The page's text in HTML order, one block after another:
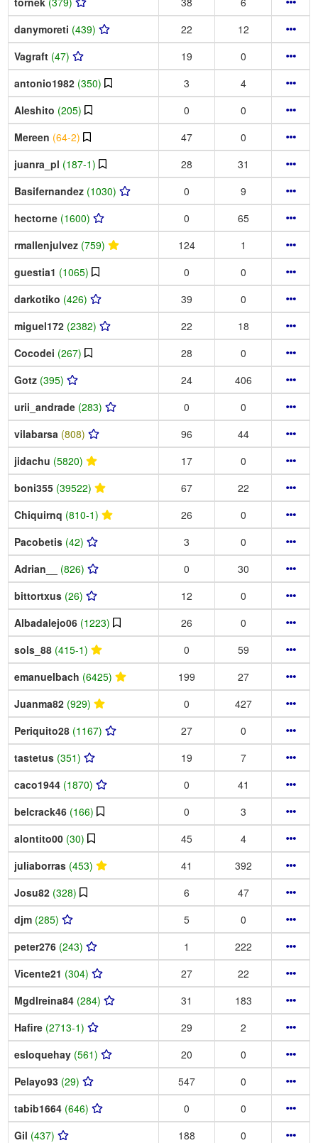
danymoreti (439) 22
12
Vagraft (47) 19
0
antonio1982 (350) 3
4
Aleshito (205) 0
0
Mereen (64-2) 47
0
juanra_pl (187-1) 28
31
Basifernandez (1030) 0
9
hectorne (1600) 0
65
rmallenjulvez (759) 124
1
guestia1 (1065) 0
0
darkotiko (426) 39
0
miguel172 (2382) 22
18
Cocodei (267) 28
0
Gotz (395) 24
406
urii_andrade (283) 0
0
vilabarsa (808) 96
44
jidachu (5820) 17
0
boni355 (39522) 67
22
Chiquirnq (810-1) 26
0
Pacobetis (42) 3
0
Adrian__ (826) 0
30
bittortxus (26) 12
0
Albadalejo06 (1223) 26
0
sols_88 (415-1) 0
59
emanuelbach (6425) 199
27
Juanma82 (929) 0
427
Periquito28 (1167) 27
0
tastetus (351) 19
7
caco1944 (1870) 0
41
belcrack46 (166) 0
3
alontito00 (30) 45
4
juliaborras (453) 41
392
Josu82 (328) 6
47
djm (285) 5
0
peter276 (243) 1
222
Vicente21 (304) 27
22
Mgdlreina84 (284) 31
183
Hafire (2713-1) 29
2
esloquehay (561) 20
0
Pelayo93 (29) 547
0
tabib1664 (646) 0
0
Gil (437) 188 0